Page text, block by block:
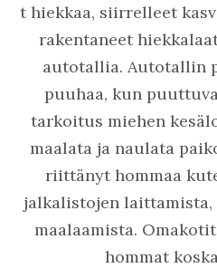
t hiekkaa, siirrelleet
rakentaneet
autotallia. Autotallin
puuhaa, kun
tarkoitus miehen
maalata ja naulata
riittänyt hommaa
jalkalistojen
maalaamista.
hommat